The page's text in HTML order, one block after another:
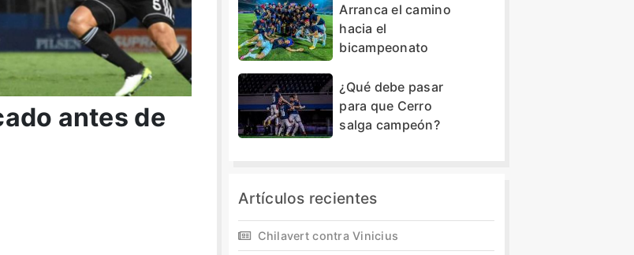
antes de
Arranca el camino
hacia el
bicampeonato
¿Qué debe pasar
para que Cerro
salga campeón?
Artículos recientes
Chilavert contra Vinicius